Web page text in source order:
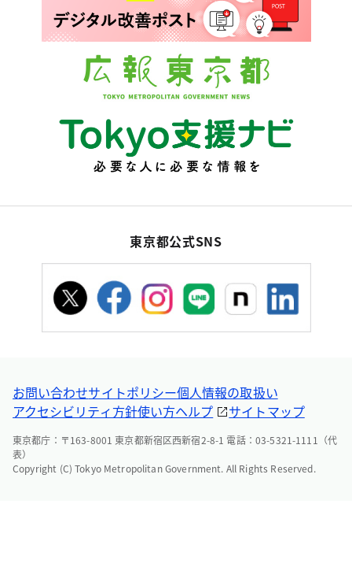
東京都公式SNS
お問い合わせサイトポリシー個人情報の取扱い
アクセシビリティ方針使い方ヘルプ サイトマップ
東京都庁：〒163-8001 東京都新宿区西新宿2-8-1 電話：03-5321-1111（代
表）
Copyright (C) Tokyo Metropolitan Government. All Rights Reserved.